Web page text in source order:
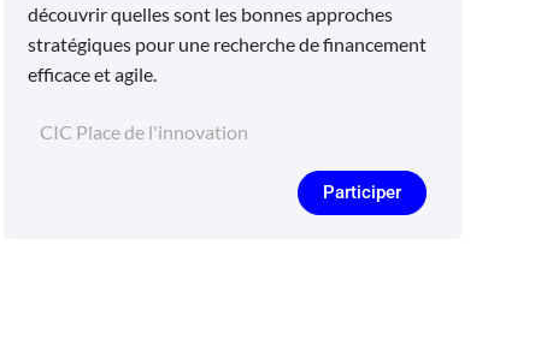
découvrir quelles sont les bonnes approches
stratégiques pour une recherche de financement
efficace et agile.
CIC Place de l'innovation
Participer